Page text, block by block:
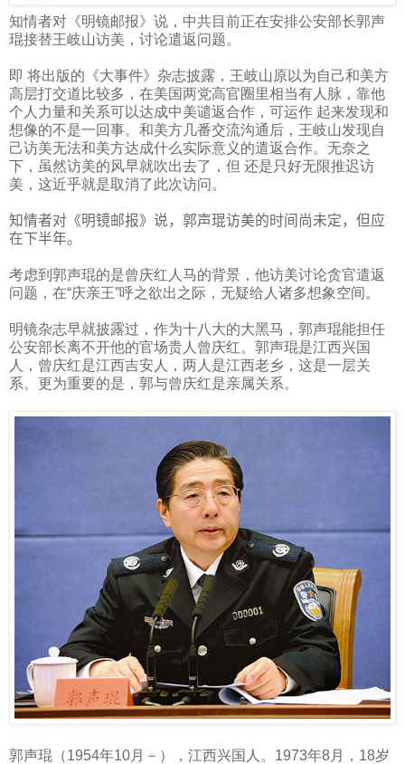
知情者对《明镜邮报》说，中共目前正在安排公安部长郭声
琨接替王岐山访美，讨论遣返问题。
即 将出版的《大事件》杂志披露，王岐山原以为自己和美方
高层打交道比较多，在美国两党高官圈里相当有人脉，靠他
个人力量和关系可以达成中美谴返合作，可运作 起来发现和
想像的不是一回事。和美方几番交流沟通后，王岐山发现自
己访美无法和美方达成什么实际意义的遣返合作。无奈之
下，虽然访美的风早就吹出去了，但 还是只好无限推迟访
美，这近乎就是取消了此次访问。
知情者对《明镜邮报》说，郭声琨访美的时间尚未定，但应
在下半年。
考虑到郭声琨的是曾庆红人马的背景，他访美讨论贪官遣返
问题，在“庆亲王”呼之欲出之际，无疑给人诸多想象空间。
明镜杂志早就披露过，作为十八大的大黑马，郭声琨能担任
公安部长离不开他的官场贵人曾庆红。郭声琨是江西兴国
人，曾庆红是江西吉安人，两人是江西老乡，这是一层关
系。更为重要的是，郭与曾庆红是亲属关系。
郭声琨（1954年10月－），江西兴国人。 1973年8月， 18岁